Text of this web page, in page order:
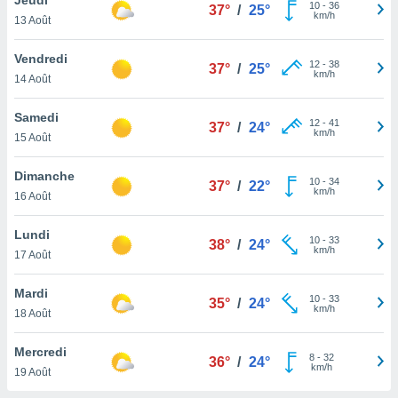
et
»,
au
vous
qu'ils
ou
le
ainsi
un
la
du
13 Août
37° / 25° 10- 36
km/h
Vendredi
14 Août
37° / 25° 12- 38
km/h
Samedi
15 Août
37° / 24° 12- 41
km/h
Dimanche
16 Août
37° / 22° 10- 34
km/h
Lundi
17 Août
38° / 24° 10- 33
km/h
Mardi
18 Août
35° / 24° 10- 33
km/h
Mercredi
19 Août
36° / 24° 8- 32
km/h